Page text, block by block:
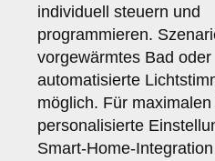
individuell steuern und
programmieren.
vorgewärmtes Bad oder
automatisierte
möglich. Für
personalisierte
Smart-Home-